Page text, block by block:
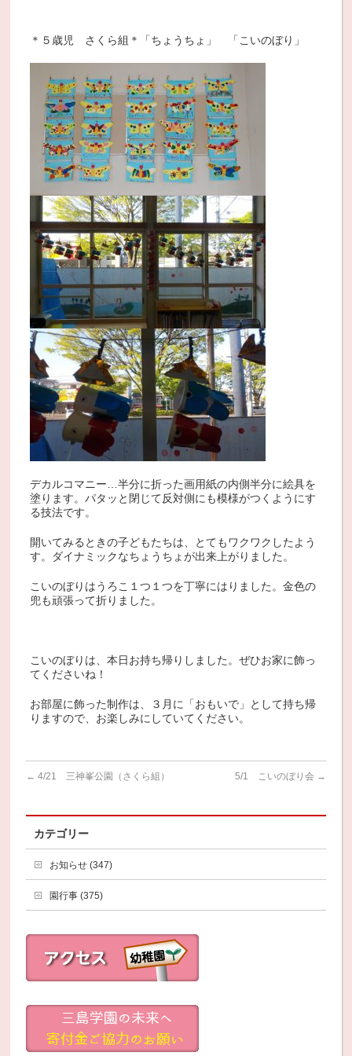
＊５歳児 さくら組＊「ちょうちょ」 「こいのぼり」
デカルコマニー…半分に折った画用紙の内側半分に絵具を
塗ります。パタッと閉じて反対側にも模様がつくようにす
る技法です。
開いてみるときの子どもたちは、とてもワクワクしたよう
す。ダイナミックなちょうちょが出来上がりました。
こいのぼりはうろこ１つ１つを丁寧にはりました。金色の
兜も頑張って折りました。
こいのぼりは、本日お持ち帰りしました。ぜひお家に飾っ
てくださいね！
お部屋に飾った制作は、３月に「おもいで」として持ち帰
りますので、お楽しみにしていてください。
← 4/21 三神峯公園（さくら組） 5/1 こいのぼり会 →
カテゴリー
お知らせ (347)
園行事 (375)